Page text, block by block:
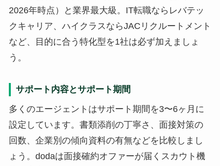
2026年時点）と業界最大級。IT転職ならレバテッ
クキャリア、ハイクラスならJACリクルートメント
など、目的に合う特化型を1社は必ず加えましょ
う。
サポート内容とサポート期間
多くのエージェントはサポート期間を3〜6ヶ月に
設定しています。書類添削の丁寧さ、面接対策の
回数、企業別の傾向資料の有無などを比較しまし
ょう。dodaは面接確約オファーが届くスカウト機